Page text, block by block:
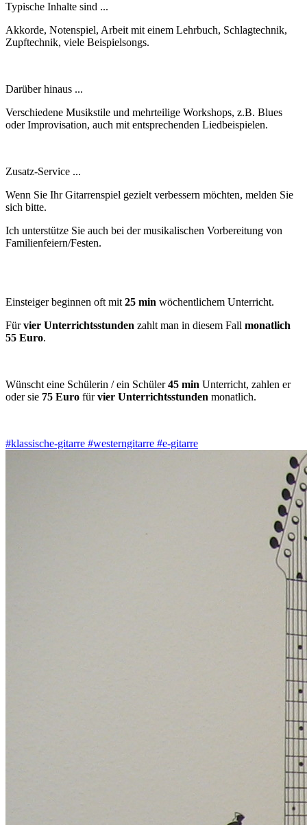
Typische Inhalte sind ...
Akkorde, Notenspiel, Arbeit mit einem Lehrbuch, Schlagtechnik,
Zupftechnik, viele Beispielsongs.
Darüber hinaus ...
Verschiedene Musikstile und mehrteilige Workshops, z.B. Blues
oder Improvisation, auch mit entsprechenden Liedbeispielen.
Zusatz-Service ...
Wenn Sie Ihr Gitarrenspiel gezielt verbessern möchten, melden Sie
sich bitte.
Ich unterstütze Sie auch bei der musikalischen Vorbereitung von
Familienfeiern/Festen.
Einsteiger beginnen oft mit 25 min wöchentlichem Unterricht.
Fürvier Unterrichtsstunden zahlt man in diesem Fall monatlich
55 Euro.
Wünscht eine Schülerin / ein Schüler45 min Unterricht, zahlen er
oder sie 75 Euro fürvier Unterrichtsstunden monatlich.
#klassische-gitarre #westerngitarre #e-gitarre